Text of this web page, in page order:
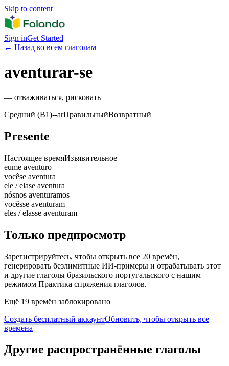
Skip to content
Sign inGet Started
← Назад ко всем глаголам
aventurar-se
— отваживаться, рисковать
Средний (B1)--arПравильныйВозвратный
Presente
Настоящее времяИзъявительное
eume aventuro
vocêse aventura
ele / elase aventura
nósnos aventuramos
vocêsse aventuram
eles / elasse aventuram
Только предпросмотр
Зарегистрируйтесь, чтобы открыть все 20 времён,
генерировать безлимитные ИИ-примеры и отрабатывать этот
и другие глаголы бразильского португальского с нашим
режимом Практика спряжения глаголов.
Ещё 19 времён заблокировано
Создать бесплатный аккаунтОбновить, чтобы открыть все
времена
Другие распространённые глаголы